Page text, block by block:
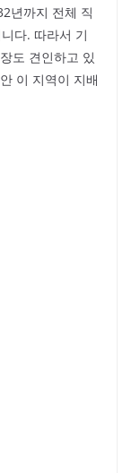
년까지 전체 직
다. 따라서 기
도 견인하고 있
이 지역이 지배